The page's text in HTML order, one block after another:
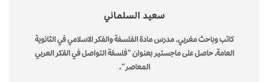
سعيد السلماني
كاتب وباحث مغربي. مدرس مادة الفلسفة والفكر الاسلامي في الثانوية
العامة. حاصل على ماجستير بعنوان "فلسفة التواصل في الفكر العربي
المعاصر".